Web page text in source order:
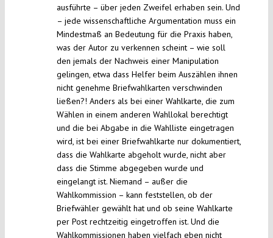
ausführte – über jeden Zweifel erhaben sein. Und
– jede wissenschaftliche Argumentation muss ein
Mindestmaß an Bedeutung für die Praxis haben,
was der Autor zu verkennen scheint – wie soll
den jemals der Nachweis einer Manipulation
gelingen, etwa dass Helfer beim Auszählen ihnen
nicht genehme Briefwahlkarten verschwinden
ließen?! Anders als bei einer Wahlkarte, die zum
Wählen in einem anderen Wahllokal berechtigt
und die bei Abgabe in die Wahlliste eingetragen
wird, ist bei einer Briefwahlkarte nur dokumentiert,
dass die Wahlkarte abgeholt wurde, nicht aber
dass die Stimme abgegeben wurde und
eingelangt ist. Niemand – außer die
Wahlkommission – kann feststellen, ob der
Briefwähler gewählt hat und ob seine Wahlkarte
per Post rechtzeitig eingetroffen ist. Und die
Wahlkommissionen haben vielfach eben nicht